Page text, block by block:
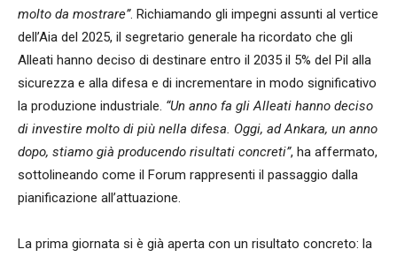
molto da mostrare”. Richiamando gli impegni assunti al vertice
dell’Aia del 2025, il segretario generale ha ricordato che gli
Alleati hanno deciso di destinare entro il 2035 il 5% del Pil alla
sicurezza e alla difesa e di incrementare in modo significativo
la produzione industriale. “Un anno fa gli Alleati hanno deciso
di investire molto di più nella difesa. Oggi, ad Ankara, un anno
dopo, stiamo già producendo risultati concreti”, ha affermato,
sottolineando come il Forum rappresenti il passaggio dalla
pianificazione all’attuazione.
La prima giornata si è già aperta con un risultato concreto: la